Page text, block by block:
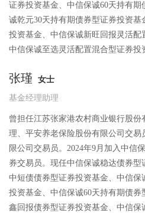
证券投资基金、中信保诚60天持有
诚乾元30天持有期债券型证券投资
投资基金、中信保诚新旺回报灵活配
中信保诚至选灵活配置混合型证券投
张瑾 女士
基金经理助理
曾担任江苏张家港农村商业银行股
理、平安养老保险股份有限公司交
限公司交易员。2024年9月加入中信
券交易员。现任中信保诚稳达债券
中短债债券型证券投资基金、中信保
投资基金、中信保诚60天持有期债
鑫回报债券型证券投资基金、中信保